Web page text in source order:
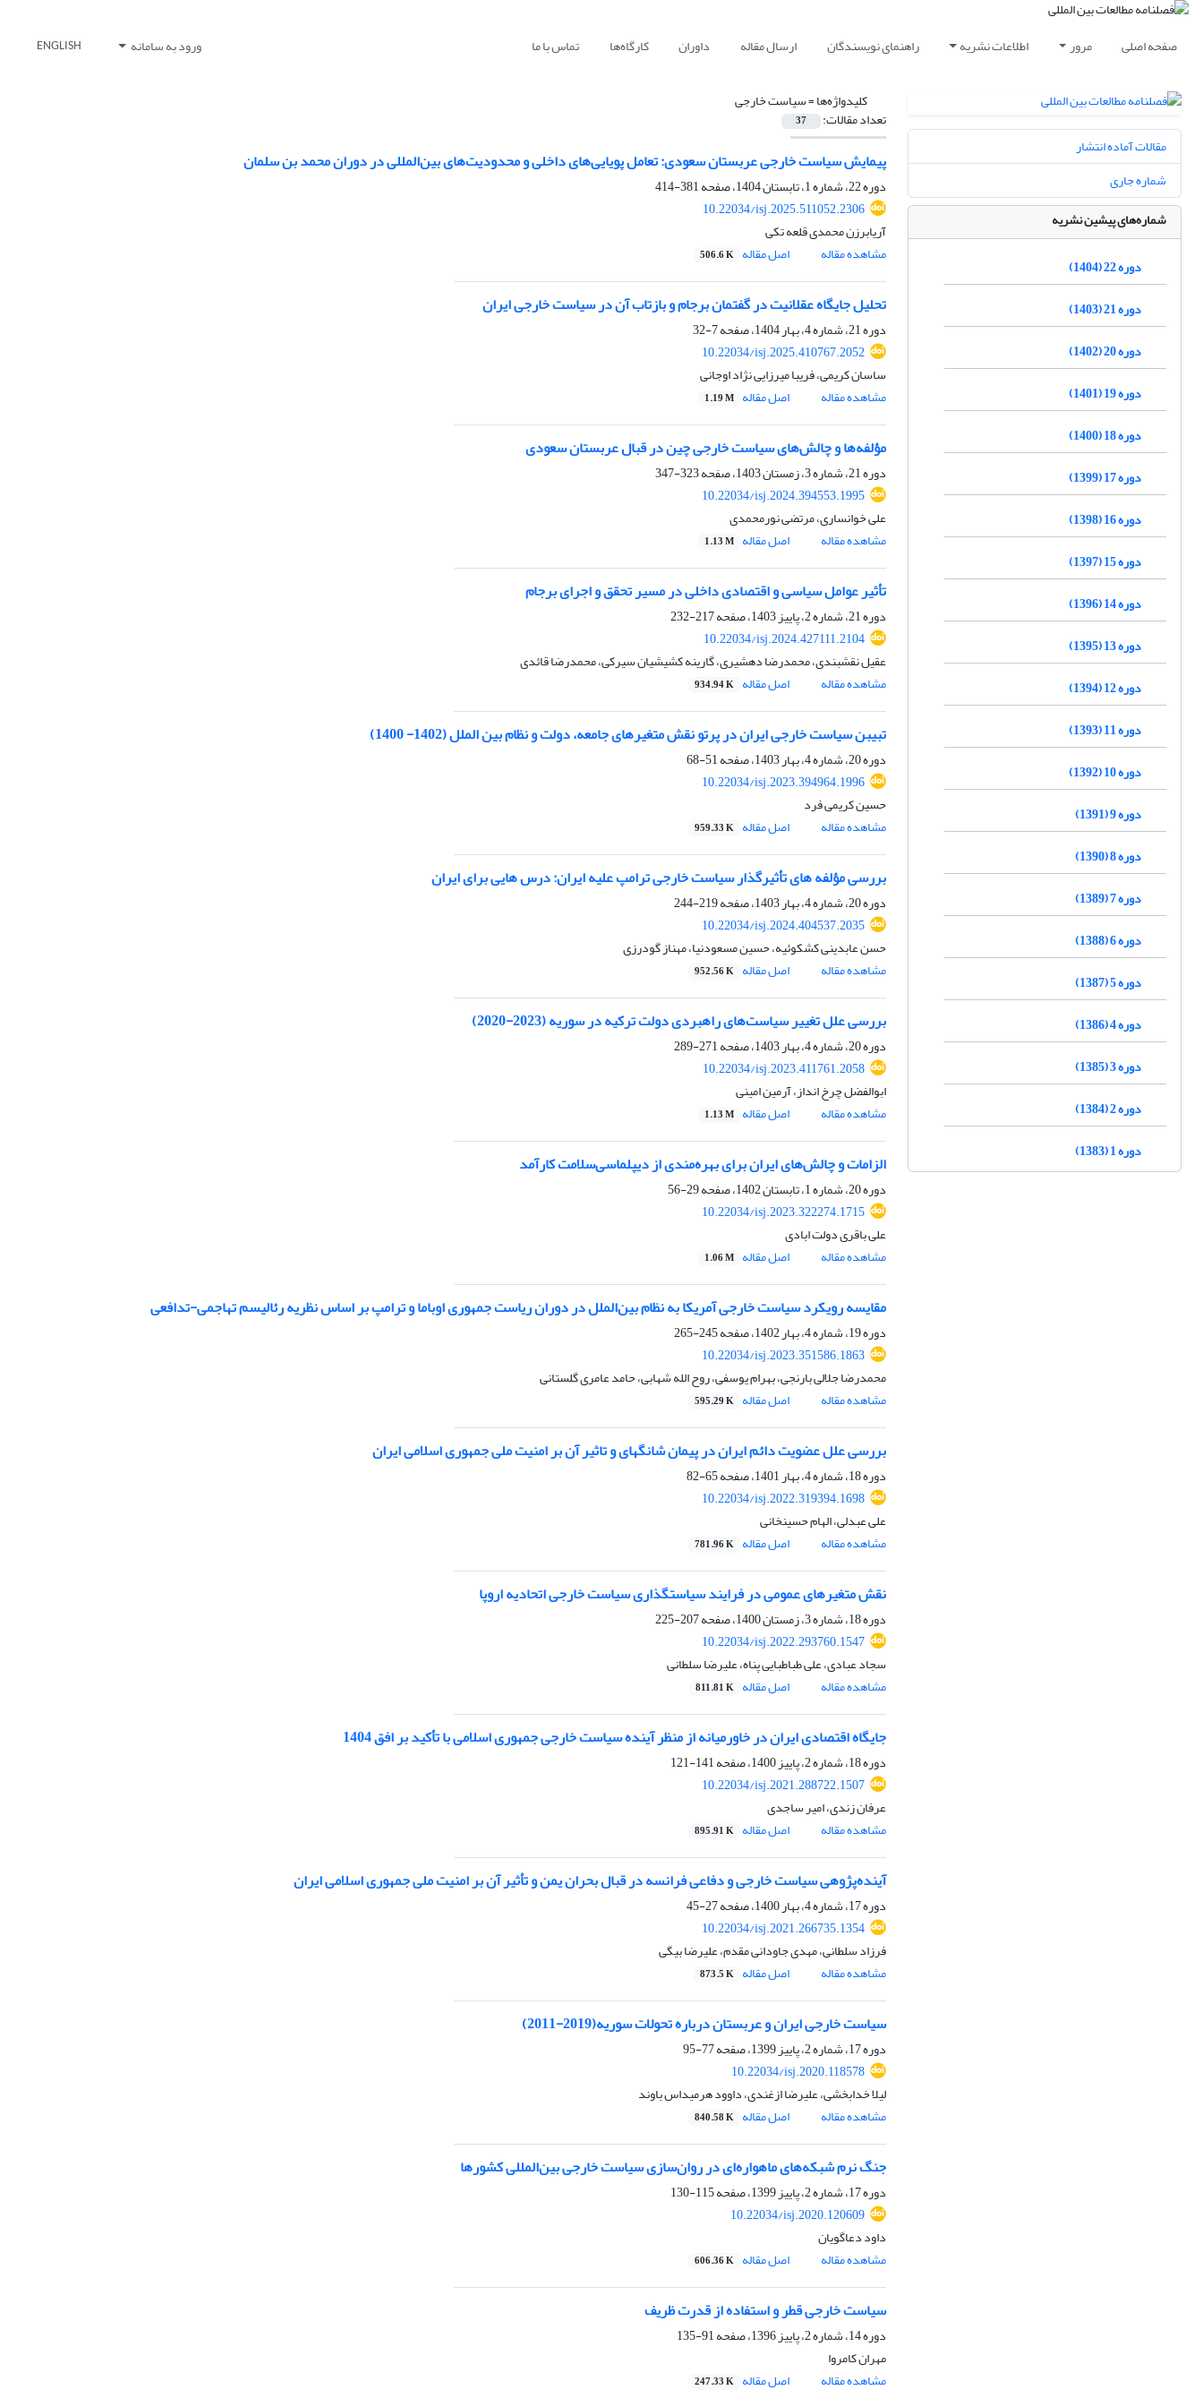
صفحه اصلی مرور اطلاعات نشریه راهنمای نویسندگان ارسال مقاله داوران کارگاه‌ها تماس با ما ورود به سامانه ENGLISH
کلیدواژه‌ها =سیاست خارجی
تعداد مقالات: 37
پیمایش سیاست خارجی عربستان سعودی: تعامل پویایی‌های داخلی و محدودیت‌های بین‌المللی در دوران محمد بن سلمان
دوره 22، شماره 1، تابستان 1404، صفحه
381-414
10.22034/isj.2025.511052.2306
آریابرزن محمدی قلعه تکی
مشاهده مقاله
اصل مقاله 506.6 K
تحلیل جایگاه عقلانیت در گفتمان برجام و بازتاب آن در سیاست خارجی ایران
دوره 21، شماره 4، بهار 1404، صفحه
7-32
10.22034/isj.2025.410767.2052
ساسان کریمی، فریبا میرزایی نژاد اوجانی
مشاهده مقاله
اصل مقاله 1.19 M
مؤلفه‌ها و چالش‌های سیاست خارجی چین در قبال عربستان سعودی
دوره 21، شماره 3، زمستان 1403، صفحه
323-347
10.22034/isj.2024.394553.1995
علی خوانساری، مرتضی نورمحمدی
مشاهده مقاله
اصل مقاله 1.13 M
تأثیر عوامل سیاسی و اقتصادی داخلی در مسیر تحقق و اجرای برجام
دوره 21، شماره 2، پاییز 1403، صفحه
217-232
10.22034/isj.2024.427111.2104
عقیل نقشبندی، محمدرضا دهشیری، گارینه کشیشیان سیرکی، محمدرضا قائدی
مشاهده مقاله
اصل مقاله 934.94 K
تبیبن سیاست خارجی ایران در پرتو نقش متغیرهای جامعه، دولت و نظام بین الملل (1402- 1400)
دوره 20، شماره 4، بهار 1403، صفحه
51-68
10.22034/isj.2023.394964.1996
حسین کریمی فرد
مشاهده مقاله
اصل مقاله 959.33 K
بررسی مؤلفه های تأثیرگذار سیاست خارجی ترامپ علیه ایران: درس هایی برای ایران
دوره 20، شماره 4، بهار 1403، صفحه
219-244
10.22034/isj.2024.404537.2035
حسن عابدینی کشکوئیه، حسین مسعودنیا، مهناز گودرزی
مشاهده مقاله
اصل مقاله 952.56 K
بررسی علل تغییر سیاست‌های راهبردی دولت ترکیه در سوریه (2023-2020)
دوره 20، شماره 4، بهار 1403، صفحه
271-289
10.22034/isj.2023.411761.2058
ابوالفضل چرخ انداز، آرمین امینی
مشاهده مقاله
اصل مقاله 1.13 M
الزامات و چالش‌های ایران برای بهره‌مندی از دیپلماسی‌سلامت کارآمد
دوره 20، شماره 1، تابستان 1402، صفحه
29-56
10.22034/isj.2023.322274.1715
علی باقری دولت ابادی
مشاهده مقاله
اصل مقاله 1.06 M
مقایسه رویکرد سیاست خارجی آمریکا به نظام بین‌الملل در دوران ریاست جمهوری اوباما و ترامپ بر اساس نظریه رئالیسم تهاجمی-تدافعی
دوره 19، شماره 4، بهار 1402، صفحه
245-265
10.22034/isj.2023.351586.1863
محمدرضا جلالی بارنجی، بهرام یوسفی، روح الله شهابی، حامد عامری گلستانی
مشاهده مقاله
اصل مقاله 595.29 K
بررسی علل عضویت دائم ایران در پیمان شانگهای و تاثیر آن بر امنیت ملی جمهوری اسلامی ایران
دوره 18، شماره 4، بهار 1401، صفحه
65-82
10.22034/isj.2022.319394.1698
علی عبدلی، الهام حسینخانی
مشاهده مقاله
اصل مقاله 781.96 K
نقش متغیرهای عمومی در فرایند سیاستگذاری سیاست خارجی اتحادیه اروپا
دوره 18، شماره 3، زمستان 1400، صفحه
207-225
10.22034/isj.2022.293760.1547
سجاد عبادی، علی طباطبایی پناه، علیرضا سلطانی
مشاهده مقاله
اصل مقاله 811.81 K
جایگاه اقتصادی ایران در خاورمیانه از منظر آینده سیاست خارجی جمهوری اسلامی با تأکید بر افق 1404
دوره 18، شماره 2، پاییز 1400، صفحه
141-121
10.22034/isj.2021.288722.1507
عرفان زندی، امیر ساجدی
مشاهده مقاله
اصل مقاله 895.91 K
آینده‌پژوهی سیاست خارجی و دفاعی فرانسه در قبال بحران یمن و تأثیر آن بر امنیت ملی جمهوری اسلامی ایران
دوره 17، شماره 4، بهار 1400، صفحه
27-45
10.22034/isj.2021.266735.1354
فرزاد سلطانی، مهدی جاودانی مقدم، علیرضا بیگی
مشاهده مقاله
اصل مقاله 873.5 K
سیاست خارجی ایران و عربستان درباره تحولات سوریه(2019-2011)
دوره 17، شماره 2، پاییز 1399، صفحه
77-95
10.22034/isj.2020.118578
لیلا خدابخشی، علیرضا ازغندی، داوود هرمیداس باوند
مشاهده مقاله
اصل مقاله 840.58 K
جنگ نرم شبکه‌های ماهواره‌ای در روان‌سازی سیاست خارجی بین‌المللی کشور‌ها
دوره 17، شماره 2، پاییز 1399، صفحه
115-130
10.22034/isj.2020.120609
داود دعاگویان
مشاهده مقاله
اصل مقاله 606.36 K
سیاست خارجی قطر و استفاده از قدرت ظریف
دوره 14، شماره 2، پاییز 1396، صفحه
91-135
مهران کامروا
مشاهده مقاله
اصل مقاله 247.33 K
مقالات آماده انتشار
شماره جاری
شماره‌های پیشین نشریه
دوره 22 (1404)
دوره 21 (1403)
دوره 20 (1402)
دوره 19 (1401)
دوره 18 (1400)
دوره 17 (1399)
دوره 16 (1398)
دوره 15 (1397)
دوره 14 (1396)
دوره 13 (1395)
دوره 12 (1394)
دوره 11 (1393)
دوره 10 (1392)
دوره 9 (1391)
دوره 8 (1390)
دوره 7 (1389)
دوره 6 (1388)
دوره 5 (1387)
دوره 4 (1386)
دوره 3 (1385)
دوره 2 (1384)
دوره 1 (1383)